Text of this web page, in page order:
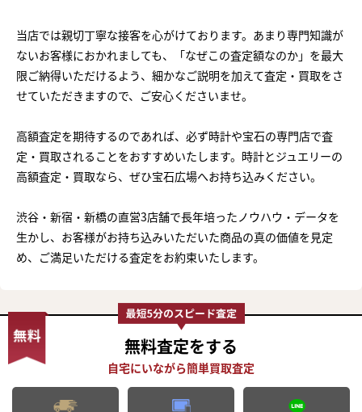
当店では親切丁寧な接客を心がけております。あまり専門知識が
ないお客様におかれましても、「なぜこの査定額なのか」を最大
限ご納得いただけるよう、細かなご説明を加えて査定・買取をさ
せていただきますので、ご安心くださいませ。
高額査定を期待するのであれば、必ず時計や宝石の専門店で査
定・買取されることをおすすめいたします。時計とジュエリーの
高額査定・買取なら、ぜひ宝石広場へお持ち込みください。
渋谷・新宿・新橋の直営3店舗で長年培ったノウハウ・データを
生かし、お客様がお持ち込みいただいた商品の真の価値を見定
め、ご満足いただける査定をお約束いたします。
無料査定をする